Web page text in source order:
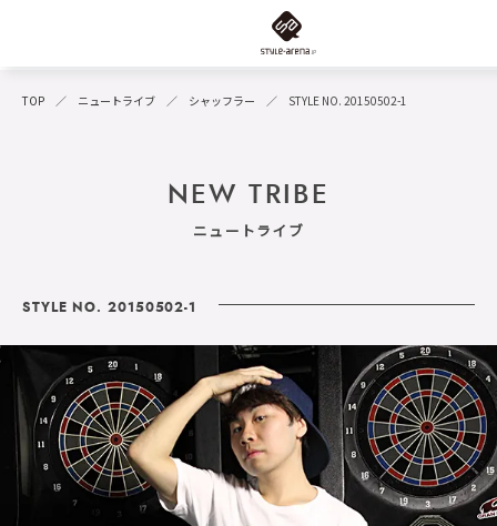
TOP ニュートライブ シャッフラー STYLE NO. 20150502-1
NEW TRIBE
ニュートライブ
STYLE NO. 20150502-1